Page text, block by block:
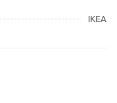
IKEA